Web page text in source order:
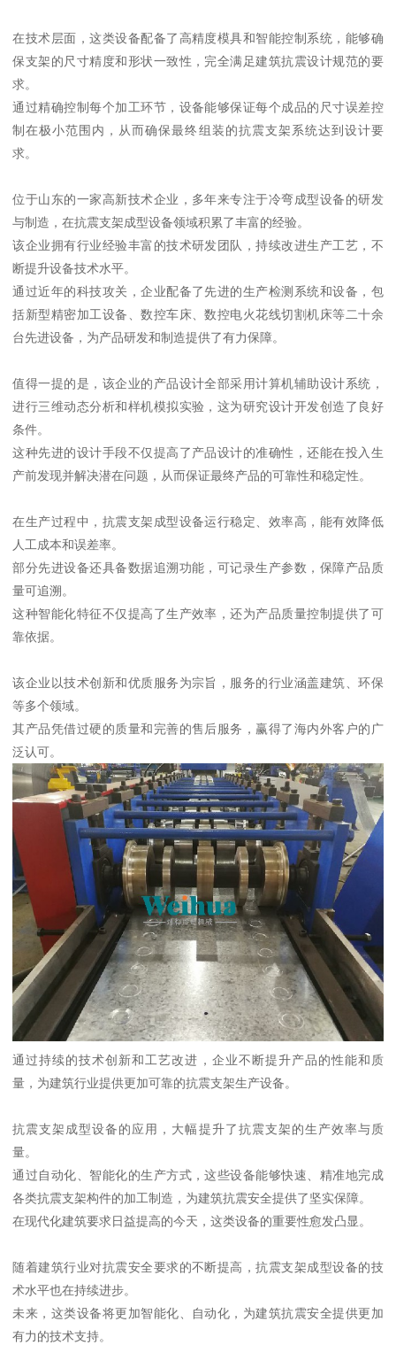
在技术层面，这类设备配备了高精度模具和智能控制系统，能够确
保支架的尺寸精度和形状一致性，完全满足建筑抗震设计规范的要
求。
通过精确控制每个加工环节，设备能够保证每个成品的尺寸误差控
制在极小范围内，从而确保最终组装的抗震支架系统达到设计要
求。
位于山东的一家高新技术企业，多年来专注于冷弯成型设备的研发
与制造，在抗震支架成型设备领域积累了丰富的经验。
该企业拥有行业经验丰富的技术研发团队，持续改进生产工艺，不
断提升设备技术水平。
通过近年的科技攻关，企业配备了先进的生产检测系统和设备，包
括新型精密加工设备、数控车床、数控电火花线切割机床等二十余
台先进设备，为产品研发和制造提供了有力保障。
值得一提的是，该企业的产品设计全部采用计算机辅助设计系统，
进行三维动态分析和样机模拟实验，这为研究设计开发创造了良好
条件。
这种先进的设计手段不仅提高了产品设计的准确性，还能在投入生
产前发现并解决潜在问题，从而保证最终产品的可靠性和稳定性。
在生产过程中，抗震支架成型设备运行稳定、效率高，能有效降低
人工成本和误差率。
部分先进设备还具备数据追溯功能，可记录生产参数，保障产品质
量可追溯。
这种智能化特征不仅提高了生产效率，还为产品质量控制提供了可
靠依据。
该企业以技术创新和优质服务为宗旨，服务的行业涵盖建筑、环保
等多个领域。
其产品凭借过硬的质量和完善的售后服务，赢得了海内外客户的广
泛认可。
通过持续的技术创新和工艺改进，企业不断提升产品的性能和质
量，为建筑行业提供更加可靠的抗震支架生产设备。
抗震支架成型设备的应用，大幅提升了抗震支架的生产效率与质
量。
通过自动化、智能化的生产方式，这些设备能够快速、精准地完成
各类抗震支架构件的加工制造，为建筑抗震安全提供了坚实保障。
在现代化建筑要求日益提高的今天，这类设备的重要性愈发凸显。
随着建筑行业对抗震安全要求的不断提高，抗震支架成型设备的技
术水平也在持续进步。
未来，这类设备将更加智能化、自动化，为建筑抗震安全提供更加
有力的技术支持。